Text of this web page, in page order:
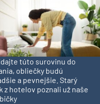
túto surovinu do
obliečky budú
a pevnejšie. Starý
z hotelov poznali už naše